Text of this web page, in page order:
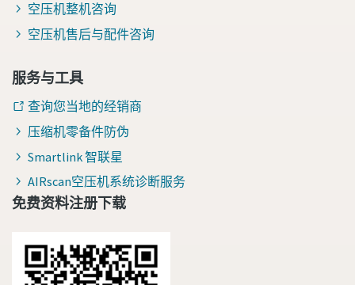
空压机整机咨询
空压机售后与配件咨询
服务与工具
查询您当地的经销商
压缩机零备件防伪
Smartlink 智联星
AIRscan空压机系统诊断服务
免费资料注册下载